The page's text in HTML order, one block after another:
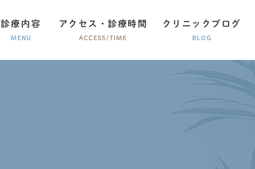
診療内容
MENU
アクセス・診療時間
ACCESS/TIME
クリニックブログ
BLOG